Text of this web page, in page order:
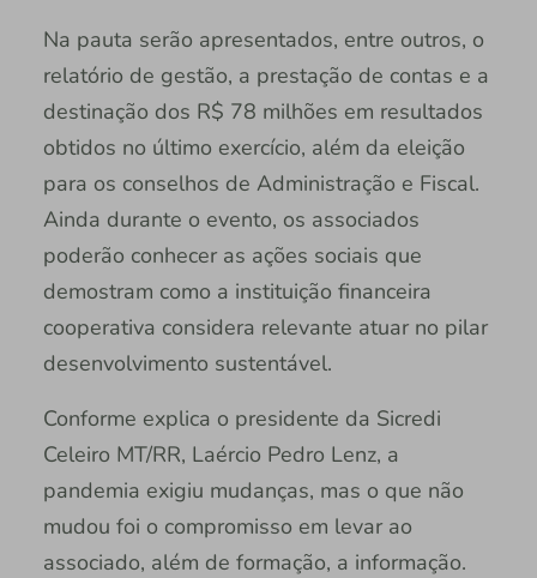
Na pauta serão apresentados, entre outros, o
relatório de gestão, a prestação de contas e a
destinação dos R$ 78 milhões em resultados
obtidos no último exercício, além da eleição
para os conselhos de Administração e Fiscal.
Ainda durante o evento, os associados
poderão conhecer as ações sociais que
demostram como a instituição financeira
cooperativa considera relevante atuar no pilar
desenvolvimento sustentável.
Conforme explica o presidente da Sicredi
Celeiro MT/RR, Laércio Pedro Lenz, a
pandemia exigiu mudanças, mas o que não
mudou foi o compromisso em levar ao
associado, além de formação, a informação.